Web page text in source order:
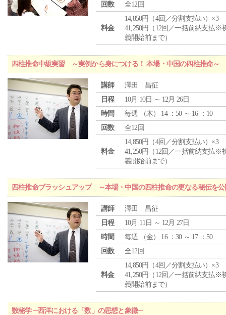
回数
全12回
料金
14,850円（4回／分割支払い）×3
41,250円（12回／一括前納支払※
義開始前まで）
四柱推命中級実習 ～実例から身につける！ 本場・中国の四柱推命～
講師
澤田 昌征
日程
10月 10日 ～ 12月 26日
時間
毎週 （木） 14 ：50 ～ 16 ：10
回数
全12回
料金
14,850円（4回／分割支払い）×3
41,250円（12回／一括前納支払※
義開始前まで）
四柱推命ブラッシュアップ ～本場・中国の四柱推命の更なる秘伝を
講師
澤田 昌征
日程
10月 11日 ～ 12月 27日
時間
毎週 （金） 16 ：30 ～ 17 ：50
回数
全12回
料金
14,850円（4回／分割支払い）×3
41,250円（12回／一括前納支払※
義開始前まで）
数秘学 ─西洋における「数」の思想と象徴─